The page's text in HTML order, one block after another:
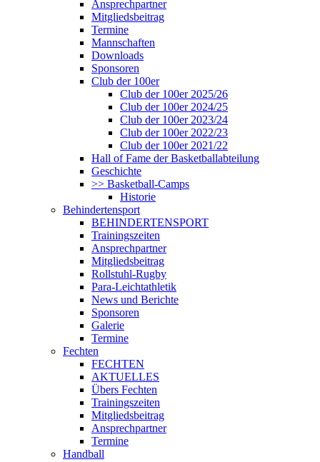
Ansprechpartner
Mitgliedsbeitrag
Termine
Mannschaften
Downloads
Sponsoren
Club der 100er
Club der 100er 2025/26
Club der 100er 2024/25
Club der 100er 2023/24
Club der 100er 2022/23
Club der 100er 2021/22
Hall of Fame der Basketballabteilung
Geschichte
>> Basketball-Camps
Historie
Behindertensport
BEHINDERTENSPORT
Trainingszeiten
Ansprechpartner
Mitgliedsbeitrag
Rollstuhl-Rugby
Para-Leichtathletik
News und Berichte
Sponsoren
Galerie
Termine
Fechten
FECHTEN
AKTUELLES
Übers Fechten
Trainingszeiten
Mitgliedsbeitrag
Ansprechpartner
Termine
Handball